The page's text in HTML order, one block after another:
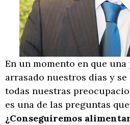
En un momento en que una
arrasado nuestros días y
todas nuestras
es una de las preguntas
¿Conseguiremos